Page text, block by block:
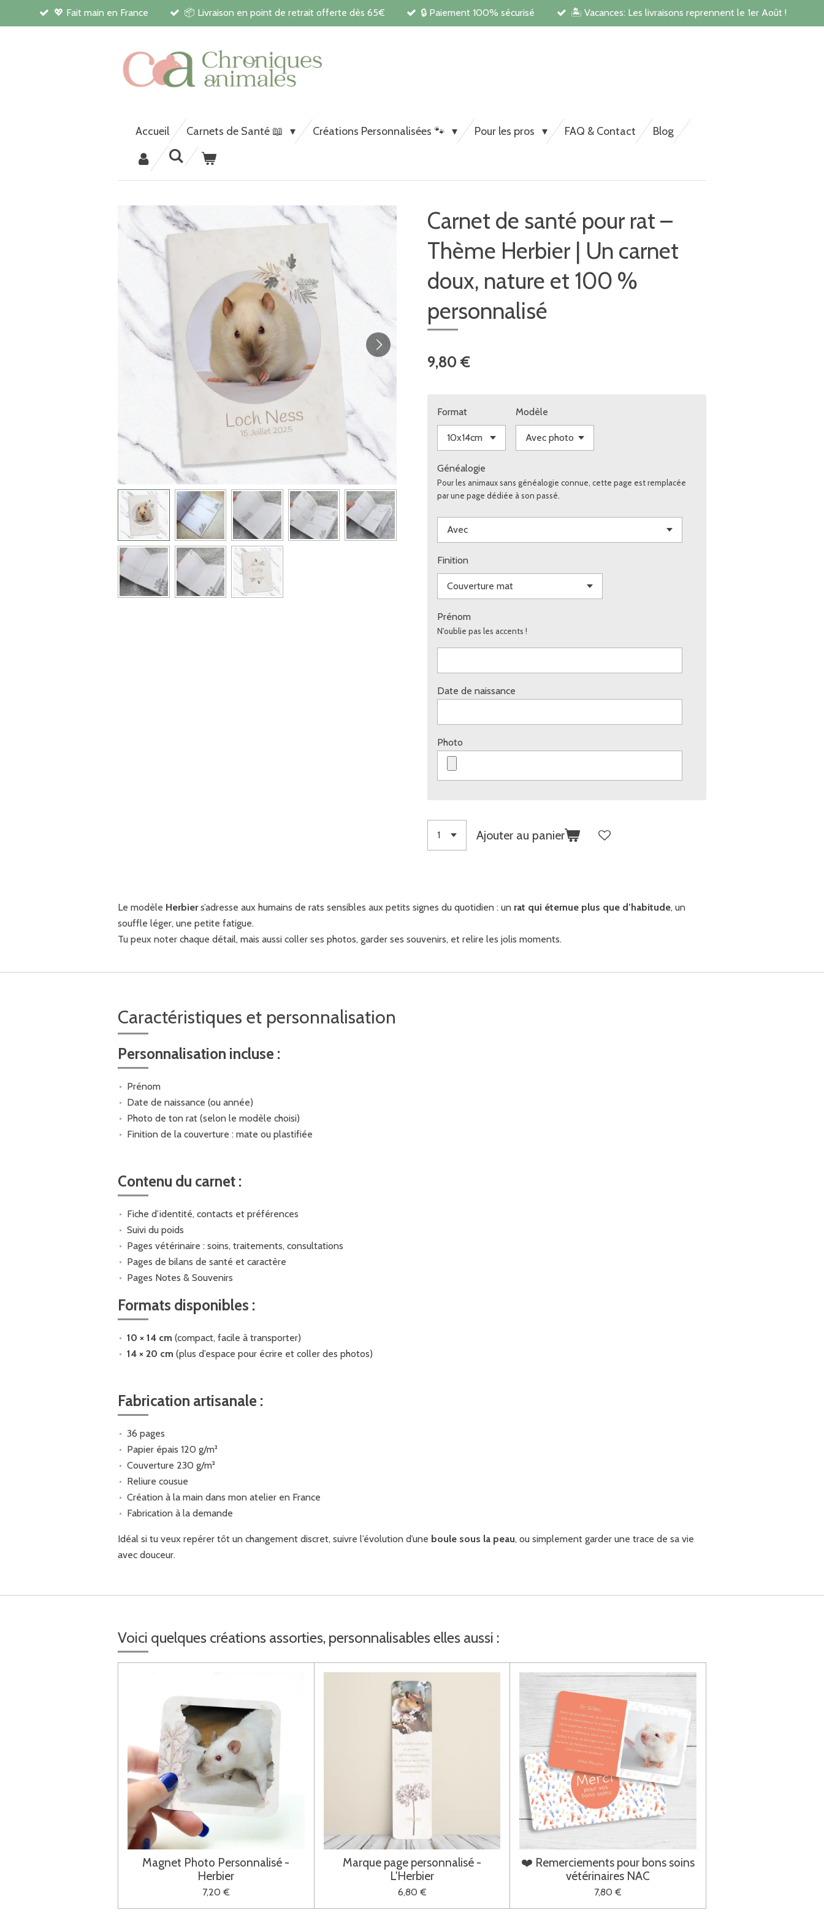
au
💖 Fait main en France 📦 Livraison en point de retrait offerte dès 65€ 🔒 Paiement 100% sécurisé 🏝️ Vacances: Les livraisons reprennent le 1er Août !
Accueil Carnets de Santé 📖 Créations Personnalisées 🐾 Pour les pros FAQ & Contact Blog
Carnet de santé pour rat –
Thème Herbier | Un carnet
doux, nature et 100 %
personnalisé
9,80 €
Format Modèle
Généalogie
Pour les animaux sans généalogie connue, cette page est remplacée
par une page dédiée à son passé.
Finition
Prénom
N'oublie pas les accents !
Date de naissance
Photo
Ajouter au panier
Le modèle Herbiers’adresse aux humains de rats sensibles aux petits signes du quotidien : un rat qui éternue plus que d’habitude, un
souffle léger, une petite fatigue.
Tu peux noter chaque détail, mais aussi coller ses photos, garder ses souvenirs, et relire les jolis moments.
Caractéristiques et personnalisation
Personnalisation incluse :
Prénom
Date de naissance (ou année)
Photo de ton rat (selon le modèle choisi)
Finition de la couverture : mate ou plastifiée
Contenu du carnet :
Fiche d’identité, contacts et préférences
Suivi du poids
Pages vétérinaire : soins, traitements, consultations
Pages de bilans de santé et caractère
Pages Notes & Souvenirs
Formats disponibles :
10 × 14 cm (compact, facile à transporter)
14 × 20 cm (plus d’espace pour écrire et coller des photos)
Fabrication artisanale :
36 pages
Papier épais 120 g/m²
Couverture 230 g/m²
Reliure cousue
Création à la main dans mon atelier en France
Fabrication à la demande
Idéal si tu veux repérer tôt un changement discret, suivre l’évolution d’une boule sous la peau, ou simplement garder une trace de sa vie
avec douceur.
Voici quelques créations assorties, personnalisables elles aussi :
Magnet Photo Personnalisé -
Herbier
7,20 €
Marque page personnalisé -
L'Herbier
6,80 €
❤️ Remerciements pour bons soins
vétérinaires NAC
7,80 €